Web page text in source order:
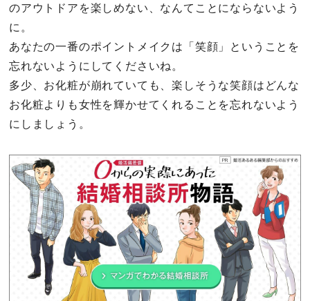
のアウトドアを楽しめない、なんてことにならないよう
に。
あなたの一番のポイントメイクは「笑顔」ということを
忘れないようにしてくださいね。
多少、お化粧が崩れていても、楽しそうな笑顔はどんな
お化粧よりも女性を輝かせてくれることを忘れないよう
にしましょう。